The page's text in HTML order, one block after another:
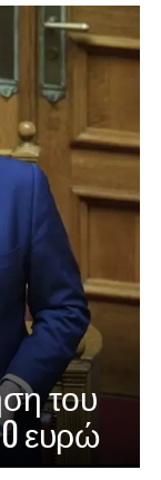
του
ευρώ